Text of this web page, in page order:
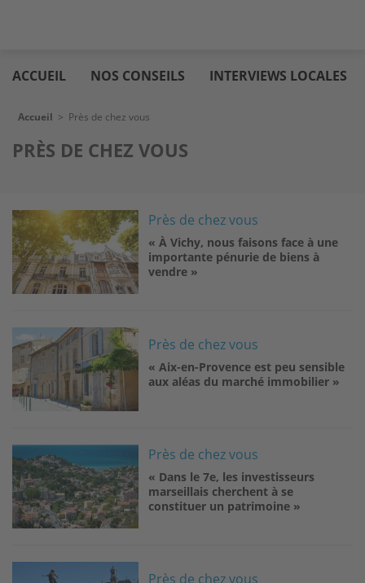
au
contenu
immo
ACCUEIL NOS CONSEILS INTERVIEWS LOCALES
Fil d'Ariane
Accueil > Près de chez vous
PRÈS DE CHEZ VOUS
Image Près de chez vous
« À Vichy, nous faisons face à une
importante pénurie de biens à
vendre »
Image
Près de chez vous
« Aix-en-Provence est peu sensible
aux aléas du marché immobilier »
Image Près de chez vous
« Dans le 7e, les investisseurs
marseillais cherchent à se
constituer un patrimoine »
Près de chez vous